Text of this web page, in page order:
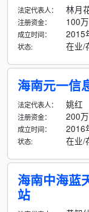
法定代表人： 林月
注册资金： 100
成立时间： 2015
状态: 在业/
海南元一信
法定代表人： 姚红
注册资金： 200
成立时间： 2016
状态: 在业/
海南中海蓝
站